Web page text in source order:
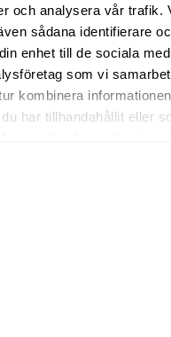
och analysera vår trafik.
sådana identifierare
enhet till de sociala
som vi
kombinera
har tillhandahållit eller
WEBBSHOP - TELEFON
1780